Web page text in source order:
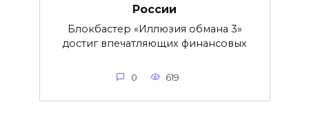
России
Блокбастер «Иллюзия обмана 3»
достиг впечатляющих финансовых
0 619